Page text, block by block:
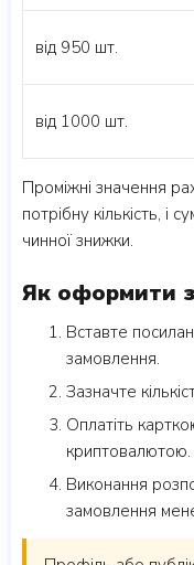
від 950 шт.
від 1000 шт.
Проміжні значення
потрібну кількість, і
чинної знижки.
Як оформити
Вставте
замовлення.
Зазначте
Оплатіть
криптовалютою.
Виконання
замовлення